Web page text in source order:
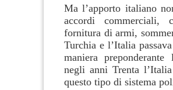
Ma l’apporto italiano
accordi commerciali,
fornitura di armi,
Turchia e l’Italia
maniera
negli anni Trenta
questo tipo di sistema